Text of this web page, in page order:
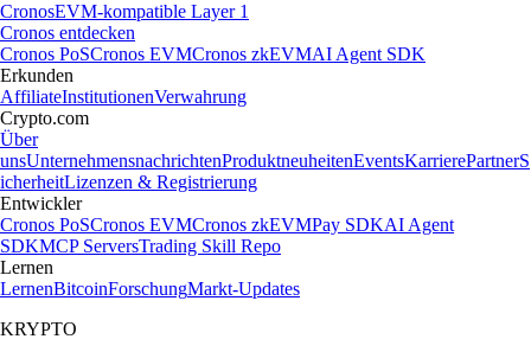
CronosEVM-kompatible Layer 1
Cronos entdecken
Cronos PoSCronos EVMCronos zkEVMAI Agent SDK
Erkunden
AffiliateInstitutionenVerwahrung
Crypto.com
Über
unsUnternehmensnachrichtenProduktneuheitenEventsKarrierePartnerS
icherheitLizenzen & Registrierung
Entwickler
Cronos PoSCronos EVMCronos zkEVMPay SDKAI Agent
SDKMCP ServersTrading Skill Repo
Lernen
LernenBitcoinForschungMarkt-Updates
KRYPTO